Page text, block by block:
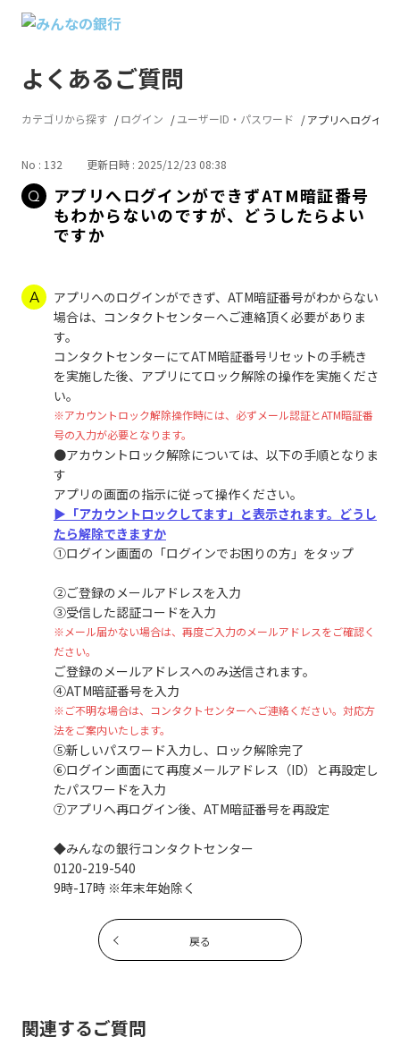
よくあるご質問
カテゴリから探す ログイン ユーザーID・パスワード アプリへログイン
No : 132 更新日時 : 2025/12/23 08:38
アプリへログインができずATM暗証番号
もわからないのですが、どうしたらよい
ですか
アプリへのログインができず、ATM暗証番号がわからない
場合は、コンタクトセンターへご連絡頂く必要がありま
す。
コンタクトセンターにてATM暗証番号リセットの手続き
を実施した後、アプリにてロック解除の操作を実施くださ
い。
※アカウントロック解除操作時には、必ずメール認証とATM暗証番
号の入力が必要となります。
●アカウントロック解除については、以下の手順となりま
す
アプリの画面の指示に従って操作ください。
▶「アカウントロックしてます」と表示されます。どうし
たら解除できますか
①ログイン画面の「ログインでお困りの方」をタップ
②ご登録のメールアドレスを入力
③受信した認証コードを入力
※メール届かない場合は、再度ご入力のメールアドレスをご確認く
ださい。
ご登録のメールアドレスへのみ送信されます。
④ATM暗証番号を入力
※ご不明な場合は、コンタクトセンターへご連絡ください。対応方
法をご案内いたします。
⑤新しいパスワード入力し、ロック解除完了
⑥ログイン画面にて再度メールアドレス（ID）と再設定し
たパスワードを入力
⑦アプリへ再ログイン後、ATM暗証番号を再設定
◆みんなの銀行コンタクトセンター
0120-219-540
9時-17時 ※年末年始除く
戻る
関連するご質問